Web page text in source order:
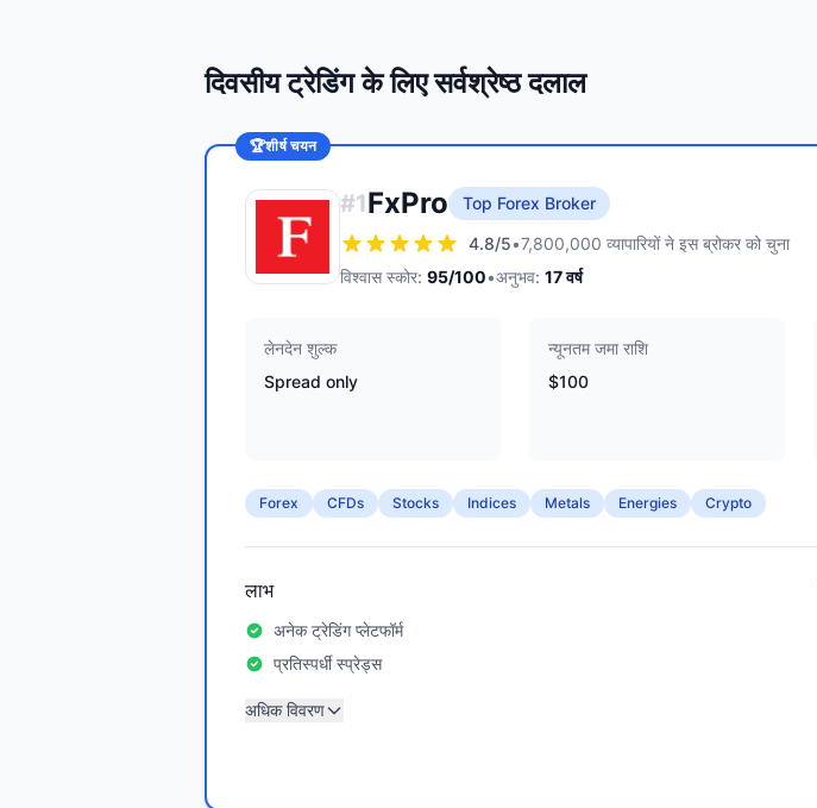
दिवसीय ट्रेडिंग के लिए सर्वश्रेष्ठ दलाल
🏆शीर्ष चयन
#1FxPro
Top Forex Broker
4.8/5•7,800,000 व्यापारियों ने इस ब्रोकर को चुना
विश्वास स्कोर: 95/100•अनुभव: 17वर्ष
लेनदेन शुल्क
Spread only
न्यूनतम जमा राशि
$100
Forex CFDs Stocks Indices Metals Energies Crypto
लाभ
अनेक ट्रेडिंग प्लेटफॉर्म
प्रतिस्पर्धी स्प्रेड्स
अधिक विवरण